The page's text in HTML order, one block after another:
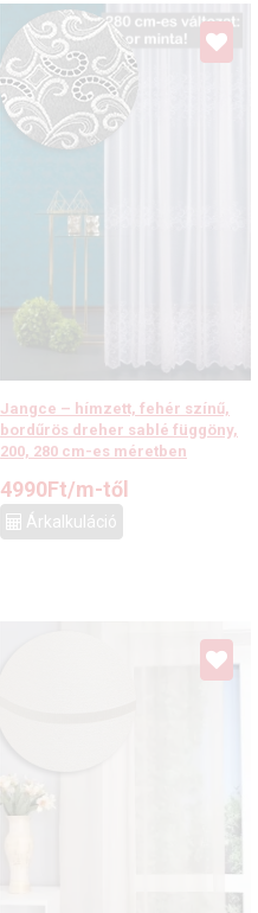
Jangce – hímzett, fehér színű,
bordűrös dreher sablé függöny,
200, 280 cm-es méretben
4990Ft/m-től
Árkalkuláció